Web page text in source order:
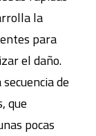
la
para
el daño.
de
que
pocas